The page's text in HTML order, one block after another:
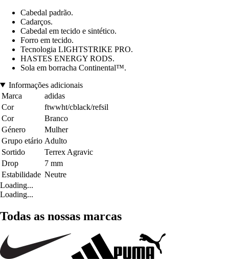
Cabedal padrão.
Cadarços.
Cabedal em tecido e sintético.
Forro em tecido.
Tecnologia LIGHTSTRIKE PRO.
HASTES ENERGY RODS.
Sola em borracha Continental™.
Informações adicionais
Marca
adidas
Cor
ftwwht/cblack/refsil
Cor
Branco
Género
Mulher
Grupo etário Adulto
Sortido
Terrex Agravic
Drop
7 mm
Estabilidade Neutre
Loading...
Loading...
Todas as nossas marcas